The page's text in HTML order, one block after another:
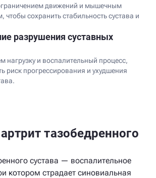
движений и мышечным
чтобы сохранить стабильность сустава и
разрушения суставных
нагрузку и воспалительный процесс,
риск прогрессирования и ухудшения
тазобедренного
сустава — воспалительное
котором страдает синовиальная